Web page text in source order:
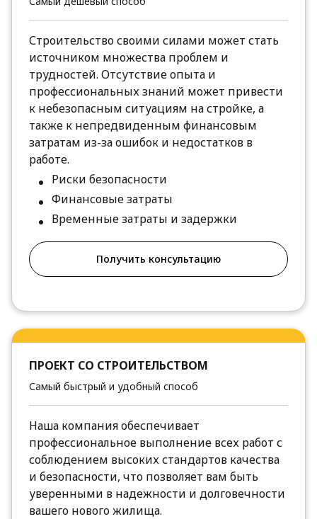
Строительство своими силами может стать
источником множества проблем и
трудностей. Отсутствие опыта и
профессиональных знаний может привести
к небезопасным ситуациям на стройке, а
также к непредвиденным финансовым
затратам из-за ошибок и недостатков в
работе.
Риски безопасности
Финансовые затраты
Временные затраты и задержки
Получить консультацию
ПРОЕКТ СО СТРОИТЕЛЬСТВОМ
Самый быстрый и удобный способ
Наша компания обеспечивает
профессиональное выполнение всех работ с
соблюдением высоких стандартов качества
и безопасности, что позволяет вам быть
уверенными в надежности и долговечности
вашего нового жилища.